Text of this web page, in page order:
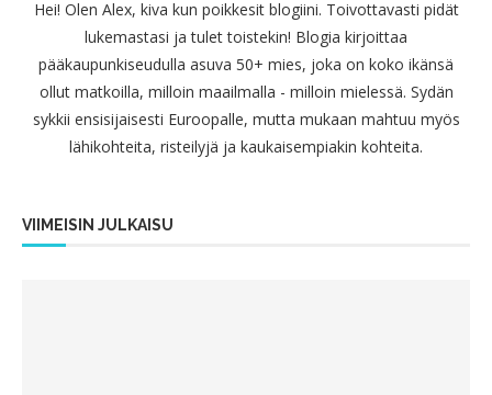
Hei! Olen Alex, kiva kun poikkesit blogiini. Toivottavasti pidät
lukemastasi ja tulet toistekin! Blogia kirjoittaa
pääkaupunkiseudulla asuva 50+ mies, joka on koko ikänsä
ollut matkoilla, milloin maailmalla - milloin mielessä. Sydän
sykkii ensisijaisesti Euroopalle, mutta mukaan mahtuu myös
lähikohteita, risteilyjä ja kaukaisempiakin kohteita.
VIIMEISIN JULKAISU